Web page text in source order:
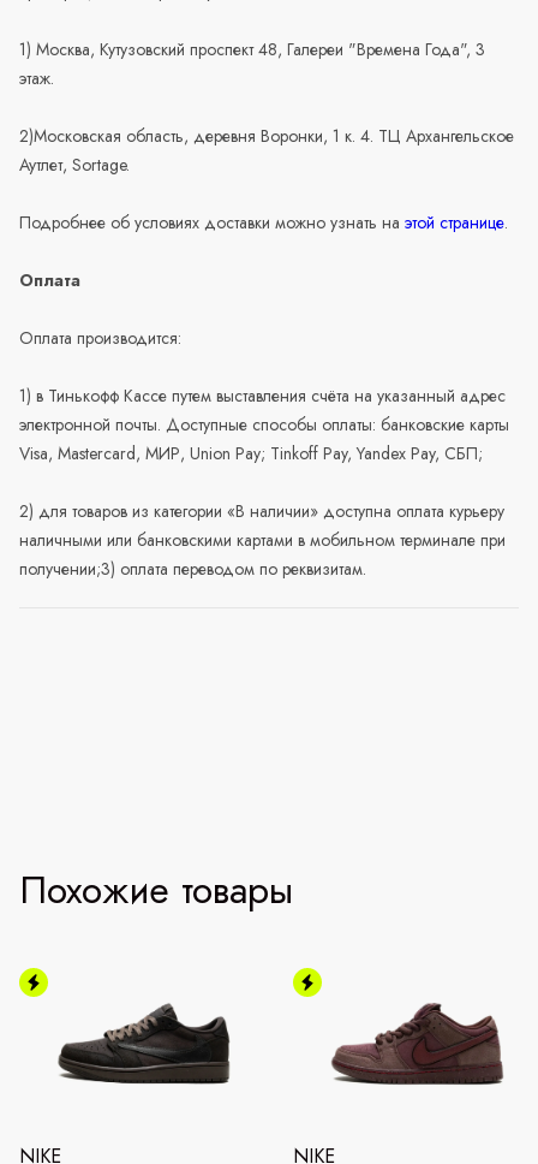
1) Москва, Кутузовский проспект 48, Галереи "Времена Года", 3
этаж.
2)Московская область, деревня Воронки, 1 к. 4. ТЦ Архангельское
Аутлет, Sortage.
Подробнее об условиях доставки можно узнать на этой странице.
Оплата
Оплата производится:
1) в Тинькофф Кассе путем выставления счёта на указанный адрес
электронной почты. Доступные способы оплаты: банковские карты
Visa, Mastercard, МИР, Union Pay; Tinkoff Pay, Yandex Pay, СБП;
2) для товаров из категории «В наличии» доступна оплата курьеру
наличными или банковскими картами в мобильном терминале при
получении;3) оплата переводом по реквизитам.
Похожие товары
NIKE NIKE